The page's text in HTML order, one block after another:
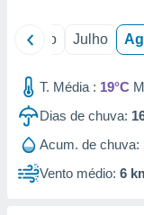
Junho Julho
T. Média : 19°C
Dias de chuva:
Acum. de chuva:
Vento médio: 6